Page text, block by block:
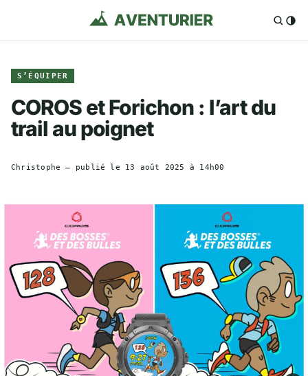
S’ÉQUIPER
COROS et Forichon : l’art du
trail au poignet
Christophe — publié le 13 août 2025 à 14h00